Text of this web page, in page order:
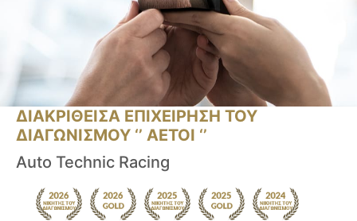
ΔΙΑΚΡΙΘΕΙΣΑ ΕΠΙΧΕΙΡΗΣΗ ΤΟΥ
ΔΙΑΓΩΝΙΣΜΟΥ ‘’ ΑΕΤΟΙ ‘’
Auto Technic Racing